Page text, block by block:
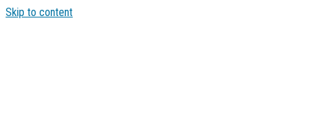
Skip to content